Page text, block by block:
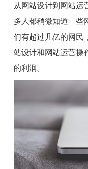
从网站设计到网站运
多人都稍微知道一些
们有超过几亿的网民
站设计和网站运营操
的利润。